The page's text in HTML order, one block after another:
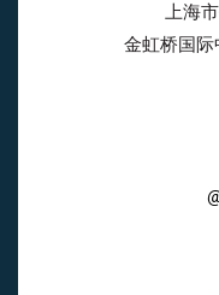
上海
金虹桥国际